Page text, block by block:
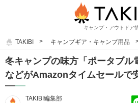
キャンプ・アウトドア
TAKIBI キャンプギア・キャンプ用品
冬キャンプの味方「ポータブル
などがAmazonタイムセールで
TAKIBI編集部